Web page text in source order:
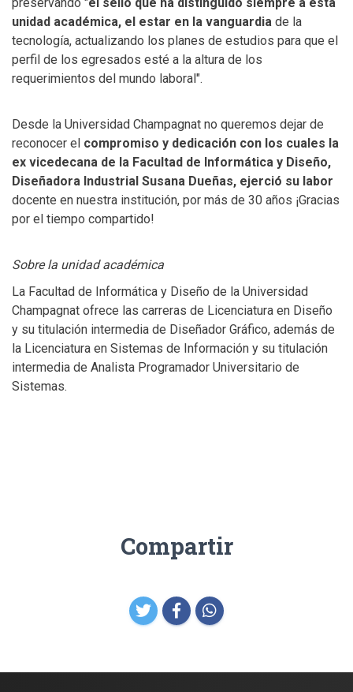
unidad académica, el estar en la vanguardia de la
tecnología, actualizando los planes de estudios para que el
perfil de los egresados esté a la altura de los
requerimientos del mundo laboral".
Desde la Universidad Champagnat no queremos dejar de
reconocer el compromiso y dedicación con los cuales la
ex vicedecana de la Facultad de Informática y Diseño,
Diseñadora Industrial Susana Dueñas, ejerció su labor
docente en nuestra institución, por más de 30 años ¡Gracias
por el tiempo compartido!
Sobre la unidad académica
La Facultad de Informática y Diseño de la Universidad
Champagnat ofrece las carreras de Licenciatura en Diseño
y su titulación intermedia de Diseñador Gráfico, además de
la Licenciatura en Sistemas de Información y su titulación
intermedia de Analista Programador Universitario de
Sistemas.
Compartir